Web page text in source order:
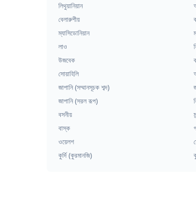
লিথুয়ানিয়ান
বেলারুশীয়
ম্যাসিডোনিয়ান
লাও
উজবেক
সোয়াহিলি
জাপানি (সম্মানসূচক শব্দ)
জাপানি (সরল রূপ)
বসনীয়
বাস্ক
ওয়েলশ
কুর্দি (কুরমানজি)